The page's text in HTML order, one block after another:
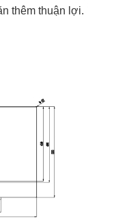
thêm thuận lợi.